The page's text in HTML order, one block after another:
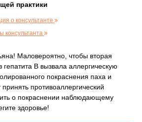
практики
о консультанте
консультанта
Маловероятно, чтобы вторая
гепатита В вызвала аллергическую
покраснения паха и
противоаллергический
о покраснении наблюдающему
здоровье!